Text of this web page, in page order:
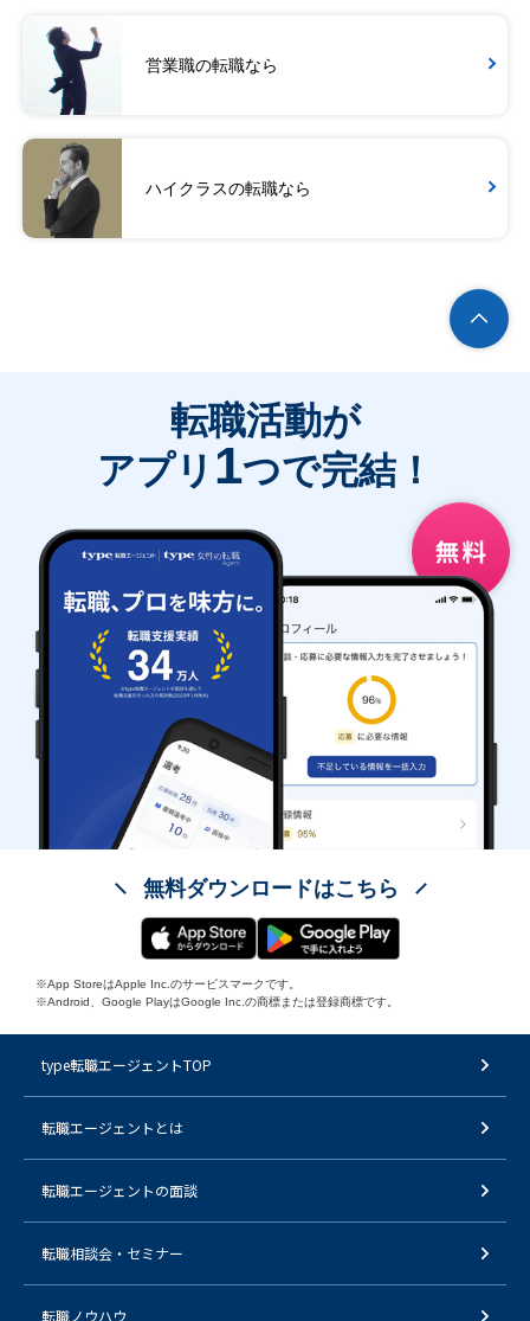
営業職の転職なら
ハイクラスの転職なら
転職活動が
アプリ 1つで完結！
無料ダウンロードはこちら
※App StoreはApple Inc.のサービスマークです。
※Android、Google PlayはGoogle Inc.の商標または登録商標です。
type転職エージェントTOP
転職エージェントとは
転職エージェントの面談
転職相談会・セミナー
転職ノウハウ